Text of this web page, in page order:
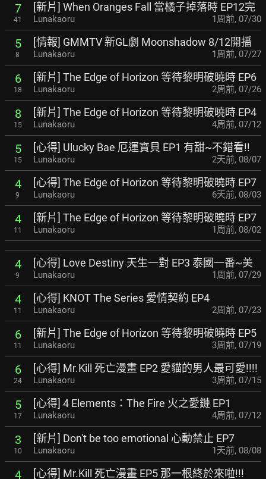
7
41
[新片] When Oranges Fall 當橘子掉落時 EP12完
Lunakaoru 1周前, 07/30
5
8
[情報] GMMTV 新GL劇 Moonshadow 8/12開播
Lunakaoru 1周前, 07/27
6
18
[新片] The Edge of Horizon 等待黎明破曉時 EP6
Lunakaoru 2周前, 07/26
8
15
[新片] The Edge of Horizon 等待黎明破曉時 EP4
Lunakaoru 4周前, 07/12
5
15
[心得] Ulucky Bae 厄運寶貝 EP1 有甜~不錯看!!
Lunakaoru 2天前, 08/07
4
9
[心得] The Edge of Horizon 等待黎明破曉時 EP7
Lunakaoru 6天前, 08/03
4
11
[新片] The Edge of Horizon 等待黎明破曉時 EP7
Lunakaoru 1周前, 08/02
4
9
[心得] Love Destiny 天生一對 EP3 泰國一番~美
Lunakaoru 1周前, 07/29
4
11
[心得] KNOT The Series 愛情契約 EP4
Lunakaoru 2周前, 07/23
6
11
[新片] The Edge of Horizon 等待黎明破曉時 EP5
Lunakaoru 3周前, 07/19
6
24
[心得] Mr.Kill 死亡漫畫 EP2 愛貓的男人最可愛!!!!
Lunakaoru 3周前, 07/15
5
17
[心得] 4 Elements：The Fire 火之愛鏈 EP1
Lunakaoru 4周前, 07/12
3
10
[新片] Don't be too emotional 心動禁止 EP7
Lunakaoru 1天前, 08/08
4 [心得] Mr.Kill 死亡漫畫 EP5 那一根終於來啦!!!